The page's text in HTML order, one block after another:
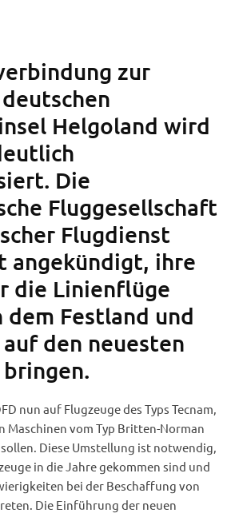
zur
Helgoland wird
Die
Fluggesellschaft
Flugdienst
angekündigt, ihre
die Linienflüge
dem Festland und
den neuesten
nun auf Flugzeuge des Typs Tecnam,
Maschinen vom Typ Britten-Norman
Diese Umstellung ist notwendig,
in die Jahre gekommen sind und
bei der Beschaffung von
Die Einführung der neuen